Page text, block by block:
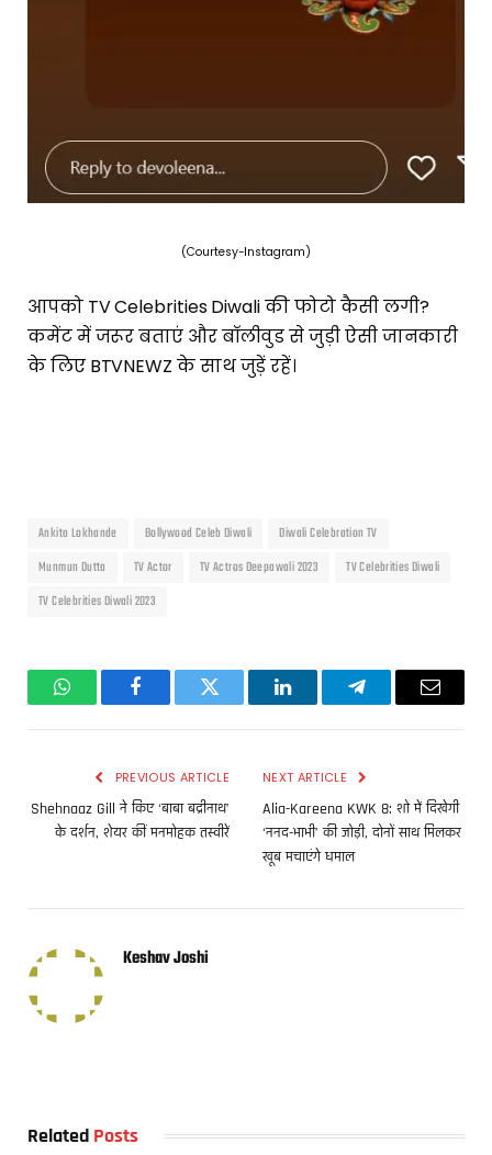
(Courtesy-Instagram)
आपको TV Celebrities Diwali की फोटो कैसी लगी?
कमेंट में जरूर बताएं और बॉलीवुड से जुड़ी ऐसी जानकारी
के लिए BTVNEWZ के साथ जुड़ें रहें।
Ankita Lokhande Bollywood Celeb Diwali
Diwali Celebration TV
Munmun Dutta
TV Actor TV Actros Deepawali 2023
TV Celebrities Diwali
TV Celebrities Diwali 2023
WhatsAppFacebookTwitter LinkedInTelegramEmail
PREVIOUS ARTICLE
Shehnaaz Gill ने किए ‘बाबा बद्रीनाथ’
के दर्शन, शेयर कीं मनमोहक तस्वीरें
NEXT ARTICLE
Alia-Kareena KWK 8: शो में दिखेगी
‘ननद-भाभी’ की जोड़ी, दोनों साथ मिलकर
खूब मचाएंगे धमाल
Keshav Joshi
Related Posts